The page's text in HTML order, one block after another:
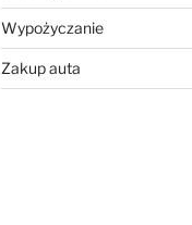
Wypożyczanie
Zakup auta